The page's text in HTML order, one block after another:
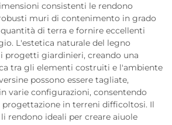
consistenti le rendono
muri di contenimento in grado
di terra e fornire eccellenti
L'estetica naturale del legno
progetti giardinieri, creando una
tra gli elementi costruiti e l'ambiente
possono essere tagliate,
varie configurazioni, consentendo
in terreni difficoltosi. Il
rendono ideali per creare aiuole